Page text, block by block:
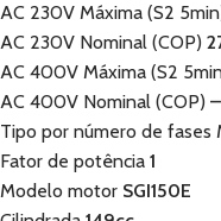
AC 230V Máxima (S2
AC 230V Nominal (COP)
AC 400V Máxima (S2
AC 400V Nominal (COP) –
Tipo por número de fases
Fator de potência 1
Modelo motor SGI150E